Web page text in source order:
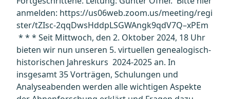
anmelden: https://us06web.zoom.us/meeting/regi
ster/tZIsc-2qqDwsHddpLSGWAngk9qdV7Q–xPEm
* * * Seit Mittwoch, den 2. Oktober 2024, 18 Uhr
bieten wir nun unseren 5. virtuellen genealogisch-
historischen Jahreskurs 2024-2025 an. In
insgesamt 35 Vorträgen, Schulungen und
Analyseabenden werden alle wichtigen Aspekte